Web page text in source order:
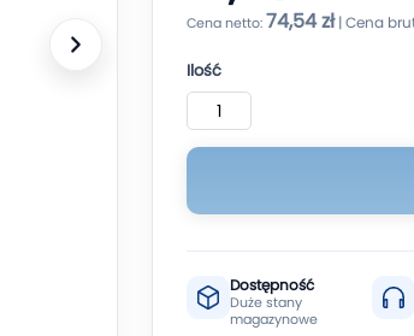
74,54 zł
Ilość
Dostępność
Duże stany
magazynowe